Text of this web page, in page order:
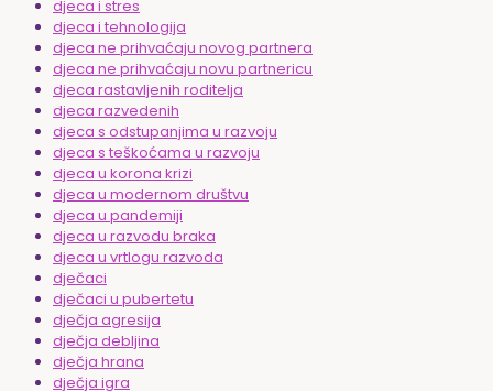
djeca i stres
djeca i tehnologija
djeca ne prihvaćaju novog partnera
djeca ne prihvaćaju novu partnericu
djeca rastavljenih roditelja
djeca razvedenih
djeca s odstupanjima u razvoju
djeca s teškoćama u razvoju
djeca u korona krizi
djeca u modernom društvu
djeca u pandemiji
djeca u razvodu braka
djeca u vrtlogu razvoda
dječaci
dječaci u pubertetu
dječja agresija
dječja debljina
dječja hrana
dječja igra